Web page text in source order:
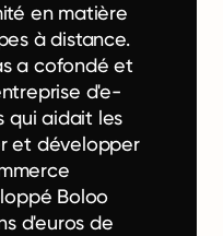
en matière
à distance.
a cofondé et
d'e-
qui aidait les
et développer
Boloo
d'euros de